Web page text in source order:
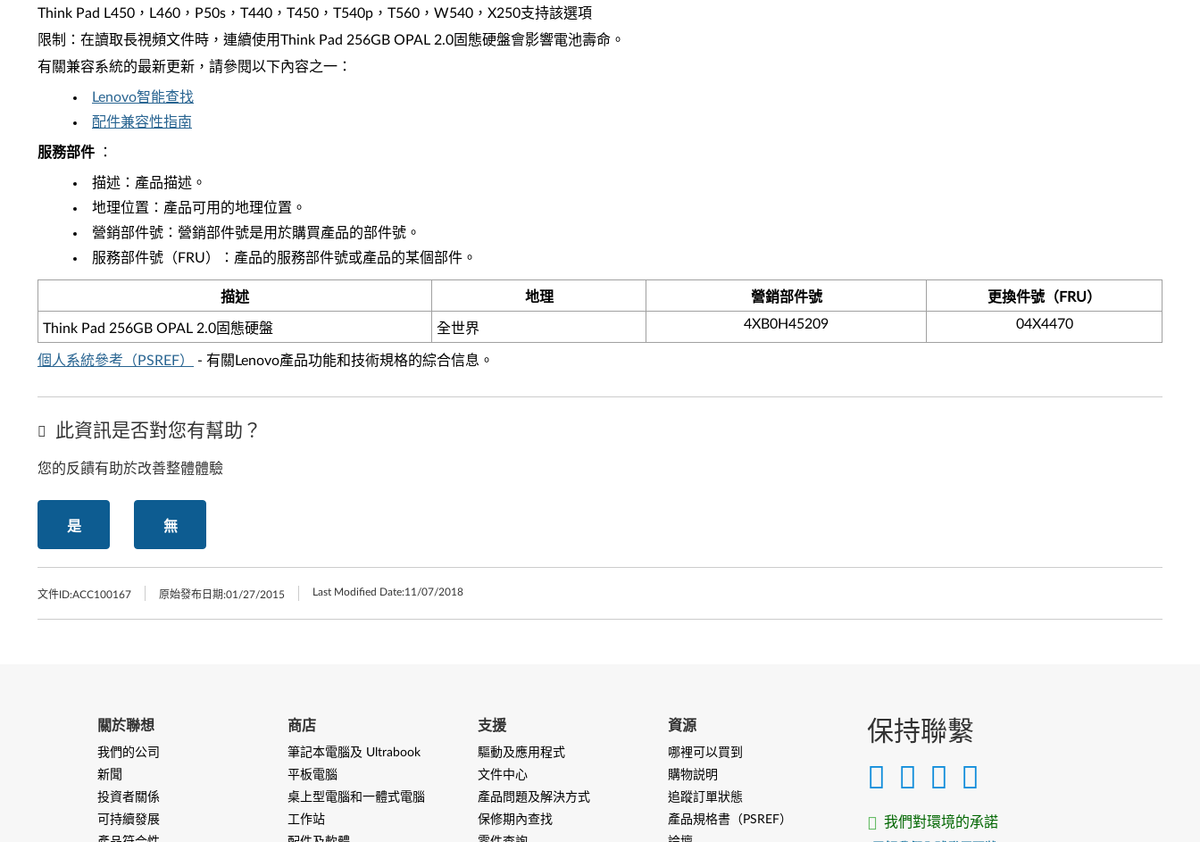
Think Pad L450，L460，P50s，T440，T450，T540p，T560，W540，X250支持該選項
限制：在讀取長視頻文件時，連續使用Think Pad 256GB OPAL 2.0固態硬盤會影響電池壽命。
有關兼容系統的最新更新，請參閱以下內容之一：
Lenovo智能查找
配件兼容性指南
服務部件 ：
描述：產品描述。
地理位置：產品可用的地理位置。
營銷部件號：營銷部件號是用於購買產品的部件號。
服務部件號（FRU）：產品的服務部件號或產品的某個部件。
描述 地理 營銷部件號 更換件號（FRU）
Think Pad 256GB OPAL 2.0固態硬盤 全世界 4XB0H45209 04X4470
個人系統參考（PSREF） - 有關Lenovo產品功能和技術規格的綜合信息。
此資訊是否對您有幫助？
您的反饋有助於改善整體體驗
是 無
文件ID:ACC100167 原始發布日期:01/27/2015 Last Modified Date:11/07/2018
保持聯繫
我們對環境的承諾
關於聯想
我們的公司
新聞
投資者關係
可持續發展
商店
筆記本電腦及 Ultrabook
平板電腦
桌上型電腦和一體式電腦
工作站
支援
驅動及應用程式
文件中心
產品問題及解決方式
保修期內查找
資源
哪裡可以買到
購物説明
追蹤訂單狀態
產品規格書（PSREF）